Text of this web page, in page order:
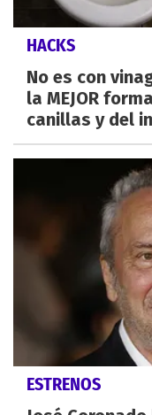
HACKS
No es con
la MEJOR
canillas y del
ESTRENOS